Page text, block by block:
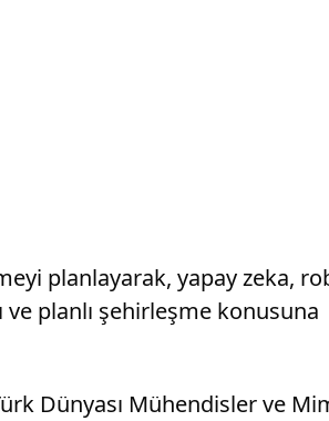
planlayarak, yapay zeka,
planlı şehirleşme konusuna
Dünyası Mühendisler ve